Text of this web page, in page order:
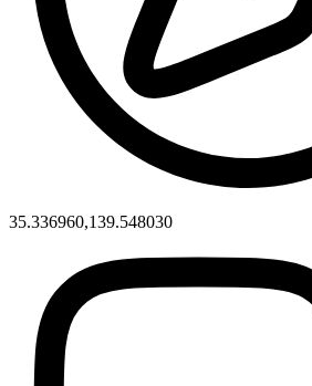
35.336960,139.548030